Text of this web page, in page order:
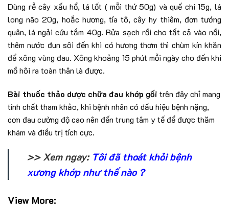
Dùng rễ cây xấu hổ, lá lốt ( mỗi thứ 50g) và quế chi 15g, lá
long não 20g, hoắc hương, tía tô, cây hy thiêm, đơn tướng
quân, lá ngải cứu tầm 40g. Rửa sạch rồi cho tất cả vào nồi,
thêm nước đun sôi đến khi có hương thơm thì chùm kín khăn
để xông vùng đau. Xông khoảng 15 phút mỗi ngày cho đến khi
mồ hôi ra toàn thân là được.
Bài thuốc thảo dược chữa đau khớp gối trên đây chỉ mang
tính chất tham khảo, khi bệnh nhân có dấu hiệu bệnh nặng,
cơn đau cường độ cao nên đến trung tâm y tế để được thăm
khám và điều trị tích cực.
>> Xem ngay:Tôi đã thoát khỏi bệnh
xương khớp như thế nào ?
View More: